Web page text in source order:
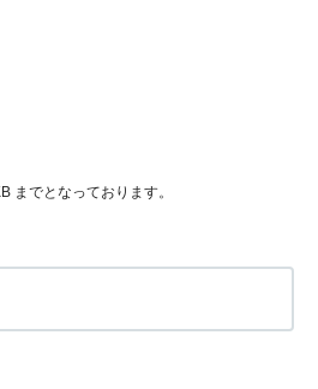
までとなっております。